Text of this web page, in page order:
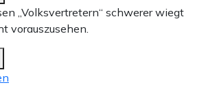
„Volksvertretern“ schwerer wiegt
vorauszusehen.